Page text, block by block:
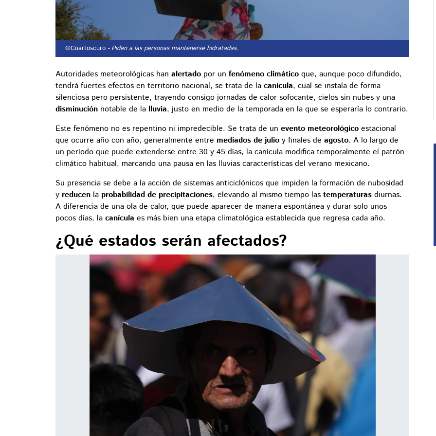
©Cuartoscuro.- Piden a las personas mantenerse hidratadas.
Autoridades meteorológicas han alertado por un fenómeno climático que, aunque poco difundido,
tendrá fuertes efectos en territorio nacional, se trata de la canícula, cual se instala de forma
silenciosa pero persistente, trayendo consigo jornadas de calor sofocante, cielos sin nubes y una
disminución notable de la lluvia, justo en medio de la temporada en la que se esperaría lo contrario.
Este fenómeno no es repentino ni impredecible. Se trata de un evento meteorológico estacional
que ocurre año con año, generalmente entre mediados de julio y finales de agosto. A lo largo de
un período que puede extenderse entre 30 y 45 días, la canícula modifica temporalmente el patrón
climático habitual, marcando una pausa en las lluvias características del verano mexicano.
Su presencia se debe a la acción de sistemas anticiclónicos que impiden la formación de nubosidad
y reducen la probabilidad de precipitaciones, elevando al mismo tiempo las temperaturas diurnas.
A diferencia de una ola de calor, que puede aparecer de manera espontánea y durar solo unos
pocos días, la canícula es más bien una etapa climatológica establecida que regresa cada año.
¿Qué estados serán afectados?